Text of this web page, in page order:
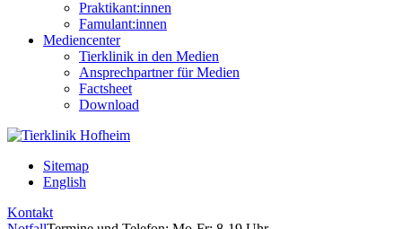
Praktikant:innen
Famulant:innen
Mediencenter
Tierklinik in den Medien
Ansprechpartner für Medien
Factsheet
Download
Sitemap
English
Kontakt